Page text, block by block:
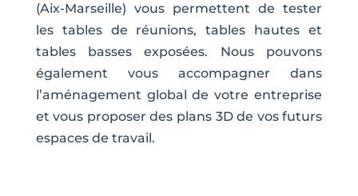
(Aix-Marseille) vous permettent de tester
les tables de réunions, tables hautes et
tables basses exposées. Nous pouvons
également vous accompagner dans
l’aménagement global de votre entreprise
et vous proposer des plans 3D de vos futurs
espaces de travail.